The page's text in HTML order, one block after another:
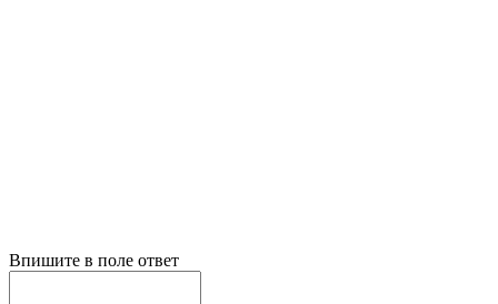
Впишите в поле ответ